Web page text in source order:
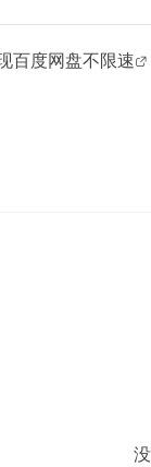
百度网盘不限速